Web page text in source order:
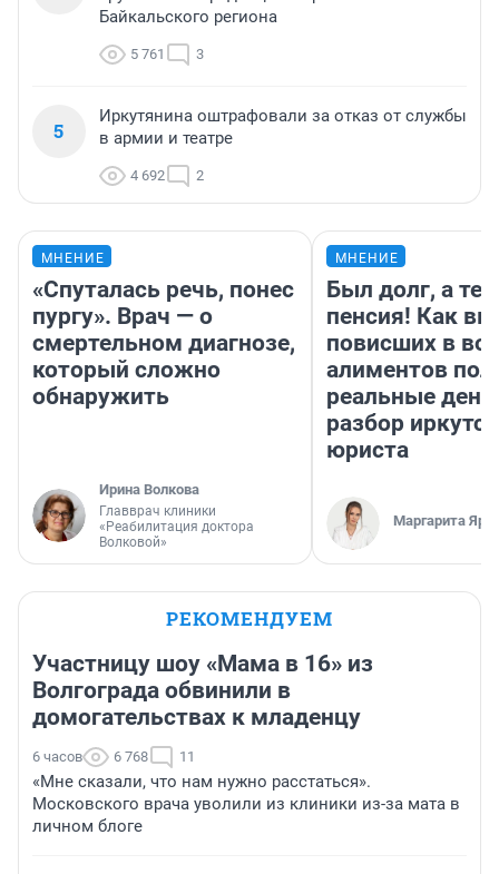
Байкальского региона
5 761 3
5
Иркутянина оштрафовали за отказ от службы
в армии и театре
4 692 2
МНЕНИЕ
«Спуталась речь, понес
пургу». Врач — о
смертельном диагнозе,
который сложно
обнаружить
Ирина Волкова
Главврач клиники
«Реабилитация доктора
Волковой»
МНЕНИЕ
Был долг, а
пенсия! Как
повисших в
алиментов
реальные
разбор
юриста
Маргарита
РЕКОМЕНДУЕМ
Участницу шоу «Мама в 16» из
Волгограда обвинили в
домогательствах к младенцу
6 часов 6 768 11
«Мне сказали, что нам нужно расстаться».
Московского врача уволили из клиники из-за мата в
личном блоге